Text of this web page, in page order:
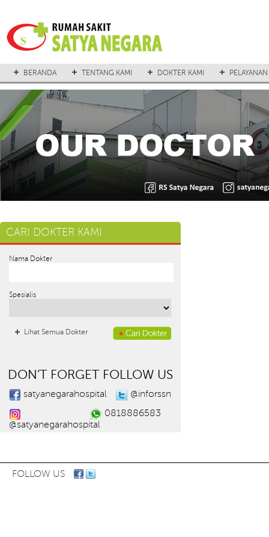
BERANDA TENTANG KAMI DOKTER KAMI PELAYANAN
CARI DOKTER KAMI
Nama Dokter
Spesialis
Lihat Semua Dokter
DON’T FORGET FOLLOW US
satyanegarahospital @inforssn
@satyanegarahospital
0818886583
FOLLOW US